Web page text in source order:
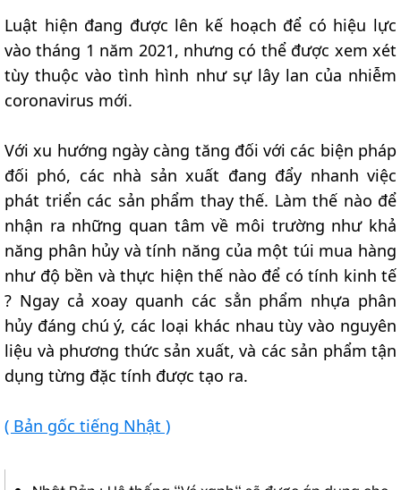
Luật hiện đang được lên kế hoạch để có hiệu lực
vào tháng 1 năm 2021, nhưng có thể được xem xét
tùy thuộc vào tình hình như sự lây lan của nhiễm
coronavirus mới.
Với xu hướng ngày càng tăng đối với các biện pháp
đối phó, các nhà sản xuất đang đẩy nhanh việc
phát triển các sản phẩm thay thế. Làm thế nào để
nhận ra những quan tâm về môi trường như khả
năng phân hủy và tính năng của một túi mua hàng
như độ bền và thực hiện thế nào để có tính kinh tế
? Ngay cả xoay quanh các sẳn phẩm nhựa phân
hủy đáng chú ý, các loại khác nhau tùy vào nguyên
liệu và phương thức sản xuất, và các sản phẩm tận
dụng từng đặc tính được tạo ra.
( Bản gốc tiếng Nhật )